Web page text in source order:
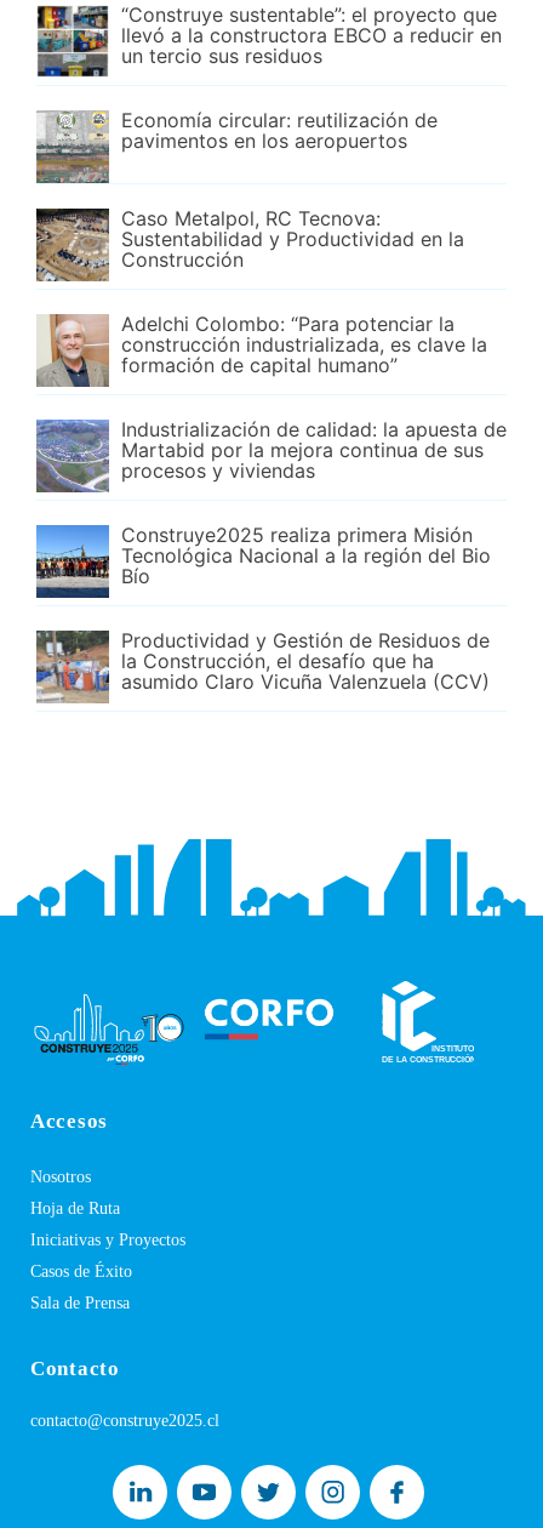
“Construye sustentable”: el proyecto que
llevó a la constructora EBCO a reducir en
un tercio sus residuos
Economía circular: reutilización de
pavimentos en los aeropuertos
Caso Metalpol, RC Tecnova:
Sustentabilidad y Productividad en la
Construcción
Adelchi Colombo: “Para potenciar la
construcción industrializada, es clave la
formación de capital humano”
Industrialización de calidad: la apuesta de
Martabid por la mejora continua de sus
procesos y viviendas
Construye2025 realiza primera Misión
Tecnológica Nacional a la región del Bio
Bío
Productividad y Gestión de Residuos de
la Construcción, el desafío que ha
asumido Claro Vicuña Valenzuela (CCV)
Accesos
Nosotros
Hoja de Ruta
Iniciativas y Proyectos
Casos de Éxito
Sala de Prensa
Contacto
contacto@construye2025.cl